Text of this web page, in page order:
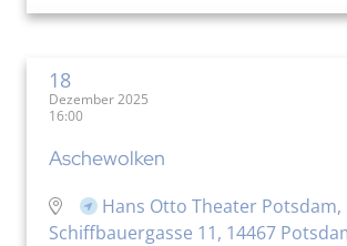
18
Dezember 2025
16:00
Aschewolken
Hans Otto Theater Potsdam,
Schiffbauergasse 11, 14467